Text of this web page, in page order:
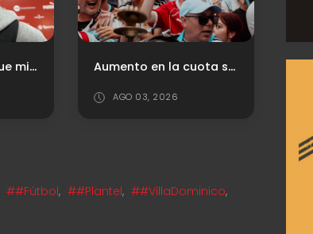
Aumento en la cuota social Diez años después: Maximiliano Meza volvió a jugar con la camiseta de Independiente
JUL 26, 2026
##Fútbol, ##Plantel, ##VillaDominico,